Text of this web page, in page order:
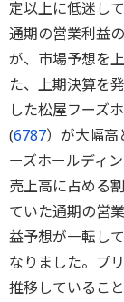
定以上に低迷し
通期の営業利益
が、市場予想を
た、上期決算を
した松屋フーズ
(6787）が大幅高
ーズホールディ
売上高に占める
ていた通期の営
益予想が一転し
なりました。プ
推移しているこ